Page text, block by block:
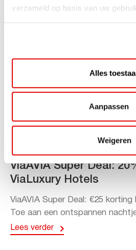
verzameld op basis van uw
Alles
Aanpassen
Weigeren
ViaAVIA Super Deal:
ViaLuxury Hotels
ViaAVIA Super Deal: €25
Toe aan een ontspannen
Lees verder